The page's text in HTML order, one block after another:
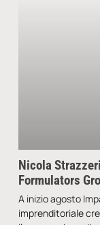
Nicola
Formulators
A inizio agosto
imprenditoriale